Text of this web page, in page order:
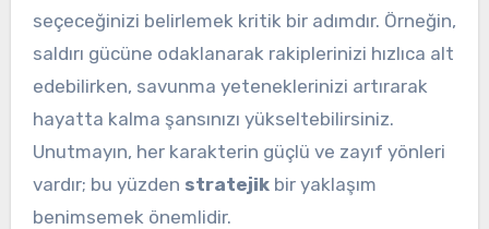
seçeceğinizi belirlemek kritik bir adımdır. Örneğin,
saldırı gücüne odaklanarak rakiplerinizi hızlıca alt
edebilirken, savunma yeteneklerinizi artırarak
hayatta kalma şansınızı yükseltebilirsiniz.
Unutmayın, her karakterin güçlü ve zayıf yönleri
vardır; bu yüzden stratejikbir yaklaşım
benimsemek önemlidir.